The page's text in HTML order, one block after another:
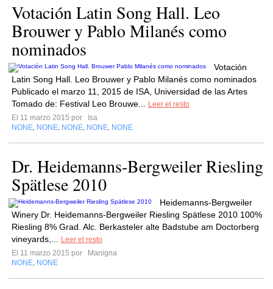
Votación Latin Song Hall. Leo
Brouwer y Pablo Milanés como
nominados
Votación
Latin Song Hall. Leo Brouwer y Pablo Milanés como nominados
Publicado el marzo 11, 2015 de ISA, Universidad de las Artes
Tomado de: Festival Leo Brouwe...
Leer el resto
El 11 marzo 2015 por
Isa
NONE NONE NONE NONE NONE
Dr. Heidemanns-Bergweiler Riesling
Spätlese 2010
Heidemanns-Bergweiler
Winery Dr. Heidemanns-Bergweiler Riesling Spätlese 2010 100%
Riesling 8% Grad. Alc. Berkasteler alte Badstube am Doctorberg
vineyards,...
Leer el resto
El 11 marzo 2015 por
Manigna
NONE NONE